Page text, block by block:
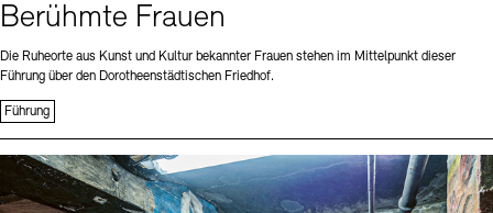
Berühmte Frauen
Die Ruheorte aus Kunst und Kultur bekannter Frauen stehen im Mittelpunkt dieser
Führung über den Dorotheenstädtischen Friedhof.
Führung